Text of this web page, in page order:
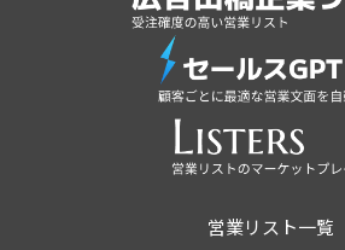
営業リスト一覧